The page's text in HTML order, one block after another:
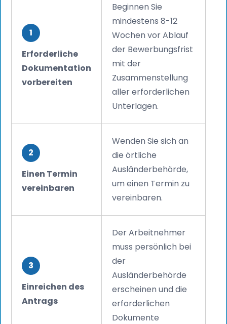
1
Erforderliche
Dokumentation
vorbereiten
Beginnen Sie
mindestens 8-12
Wochen vor Ablauf
der Bewerbungsfrist
mit der
Zusammenstellung
aller erforderlichen
Unterlagen.
2
Einen Termin
vereinbaren
Wenden Sie sich an
die örtliche
Ausländerbehörde,
um einen Termin zu
vereinbaren.
3
Einreichen des
Antrags
Der Arbeitnehmer
muss persönlich bei
der
Ausländerbehörde
erscheinen und die
erforderlichen
Dokumente